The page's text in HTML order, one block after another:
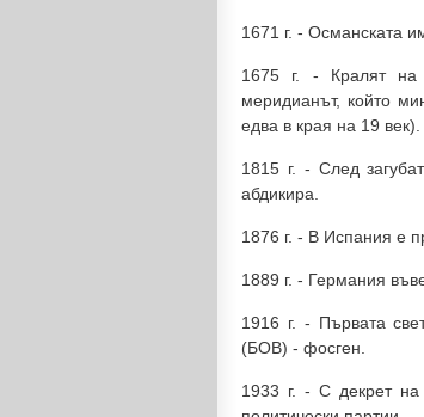
1671 г. - Османската
1675 г. - Кралят на
меридианът, който
едва в края на 19 век).
1815 г. - След
абдикира.
1876 г. - В Испания е
1889 г. - Германия
1916 г. - Първата
(БОВ) - фосген.
1933 г. - С декрет